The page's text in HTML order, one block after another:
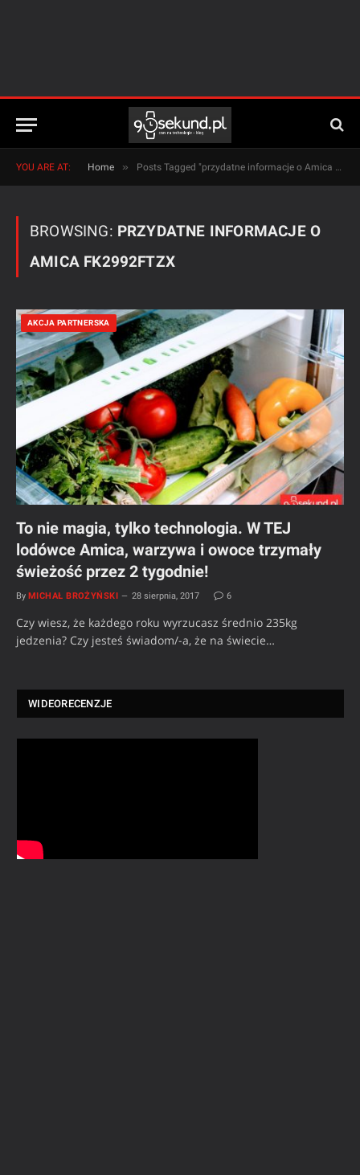
YOU ARE AT: Home » Posts Tagged "przydatne informacje o Amica FK2992FTZX"
BROWSING: PRZYDATNE INFORMACJE O
AMICA FK2992FTZX
AKCJA PARTNERSKA
To nie magia, tylko technologia. W TEJ
lodówce Amica, warzywa i owoce trzymały
świeżość przez 2 tygodnie!
By MICHAŁ BROŻYŃSKI 28 sierpnia, 2017 6
Czy wiesz, że każdego roku wyrzucasz średnio 235kg
jedzenia? Czy jesteś świadom/-a, że na świecie…
WIDEORECENZJE